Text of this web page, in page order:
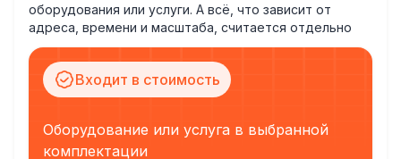
оборудования или услуги. А всё, что зависит от
адреса, времени и масштаба, считается отдельно
Входит в стоимость
Оборудование или услуга в выбранной
комплектации